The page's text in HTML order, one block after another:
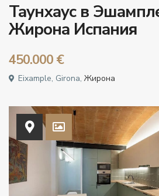
Таунхаус в
Жирона Испания
450.000 €
Eixample, Girona,Жирона